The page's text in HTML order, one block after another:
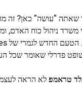
שאתה "עושה" כאן? זה
משרד ניהול כוח האדם,
פדרלי שאומר שכל
טראמפלא הראה